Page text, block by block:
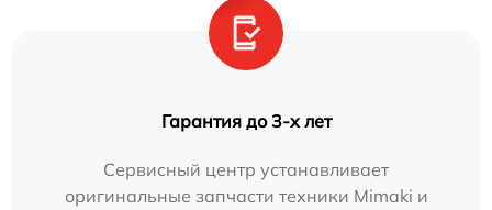
Гарантия до 3-х лет
Сервисный центр устанавливает
оригинальные запчасти техники Mimaki и